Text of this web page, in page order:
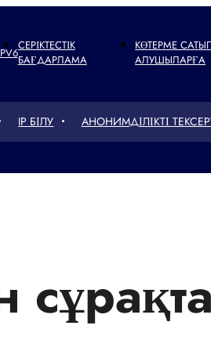
СЕРІКТЕСТІК
БАҒДАРЛАМА
КӨТЕРМЕ
АЛУШЫЛАРҒА
IP БІЛУ АНОНИМДІЛІКТІ